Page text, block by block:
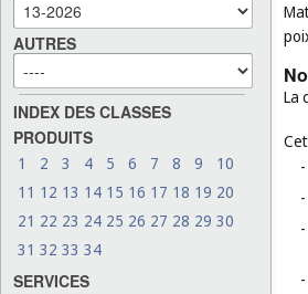
AUTRES
INDEX DES CLASSES
PRODUITS
1 2 3 4 5 6 7 8 9
10
11 12 13 14 15 16 17 18 19 20
21 22 23 24 25 26 27 28 29 30
31 32 33 34
SERVICES
La
-
-
-
-